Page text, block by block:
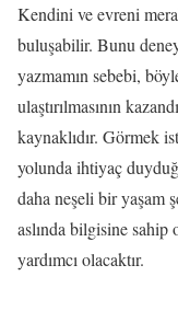
Kendini ve evreni
buluşabilir. Bunu
yazmamın sebebi,
ulaştırılmasının
kaynaklıdır. Görmek
yolunda ihtiyaç
daha neşeli bir yaşam
aslında bilgisine sahip
yardımcı olacaktır.